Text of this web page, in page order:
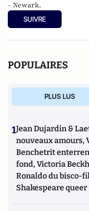
- Newark.
SUIVRE
POPULAIRES
PLUS LUS
1Jean Dujardin &
nouveaux amours,
Benchetrit
fond, Victoria
Ronaldo du bisco-
Shakespeare queer